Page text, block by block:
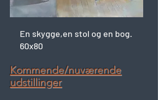
En skygge,en stol og en bog.
60x80
Kommende/nuværende
udstillinger